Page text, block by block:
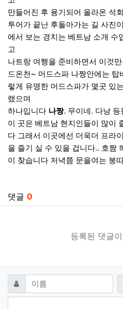
만들어진 후 융기되어 올라온 석
투어가 끝난 후돌아가는 길 사진
에서 보는 경치는 베트남 소개 수
고
나트랑 여행을 준비하면서 이것
드온천~ 머드스파 나짱안에는 탑
렇게 유명한 머드스파가 몇곳 있
랬으며
하나입니다 나짱. 무이네. 다낭
이 곳은 베트남 현지인들이 많이
다 그래서 이곳에선 더욱더 프라
을 즐기 실 수 있을 겁니다.. 호짬
이 찾습니다 저녁쯤 문을여는 붕
댓글 0
등록된 댓글
댓글쓰기
이름 필수